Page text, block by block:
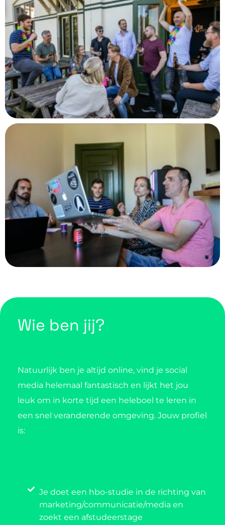
Wie ben jij?
Natuurlijk ben je altijd online, vind je social
media helemaal fantastisch en lijkt het jou
leuk om in korte tijd een heleboel te leren in
een snel veranderende omgeving. Jouw profiel
is:
Je doet een hbo-studie in de richting van
marketing/communicatie/media en
zoekt een afstudeerstage